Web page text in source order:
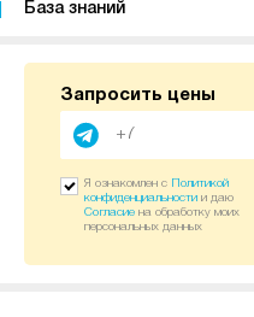
База знаний
Запросить цены
Я ознакомлен с
Политикой
конфиденциальности и даю
Согласие на обработку моих
персональных данных